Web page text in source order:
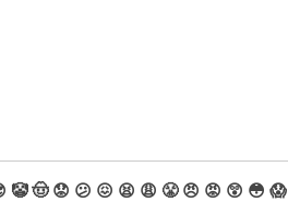
🤡🤠 😟 😕 😖 😫 😩 😤 😠 😡 😲 😳 😱